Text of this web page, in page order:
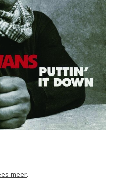
meer.